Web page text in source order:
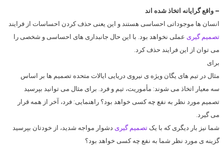
– واقع گرایانه اتخاذ شده اند
انسان ها موجوداتی احساسی هستند و این یعنی حذف کردن احساسات از فرایند
تصمیم گیریعملی نخواهد بود. با این حال جانبداری های احساسی و شخصی را
می توان از این فرایند حذف کرد.
برای
مثال در تیم های یگان ویژه ی نیروی دریایی ایالات متحده تصمیم ها بر اساس
سه معیار اتخاذ می شوند: مأموریت، تیم و فرد. برای مثال می توانید بپرسید
تصمیم مورد نظر به نفع چه کسی خواهد بود؟ راهنمایی: فرد، آخر از همه قرار
می گیرد.
شما نیز بار دیگری که با یک تصمیم گیریدشوار مواجه شدید، از خودتان بپرسید
گزینه ی مورد نظر شما به نفع چه کسی خواهد بود؟